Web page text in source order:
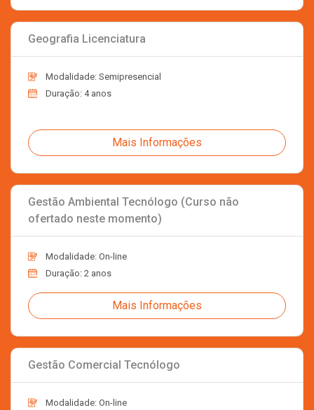
Geografia Licenciatura
Modalidade: Semipresencial
Duração: 4 anos
Mais Informações
Gestão Ambiental Tecnólogo (Curso não
ofertado neste momento)
Modalidade: On-line
Duração: 2 anos
Mais Informações
Gestão Comercial Tecnólogo
Modalidade: On-line